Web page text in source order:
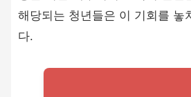
해당되는 청년들은 이 기회를 놓
다.